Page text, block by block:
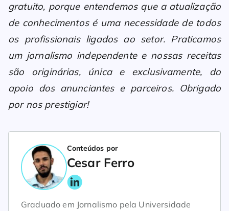
gratuito, porque entendemos que a atualização
de conhecimentos é uma necessidade de todos
os profissionais ligados ao setor. Praticamos
um jornalismo independente e nossas receitas
são originárias, única e exclusivamente, do
apoio dos anunciantes e parceiros. Obrigado
por nos prestigiar!
Conteúdos por
Cesar Ferro
Graduado em Jornalismo pela Universidade